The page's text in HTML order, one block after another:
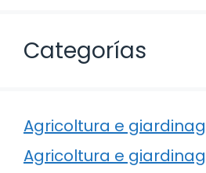
Categorías
Agricoltura e
Agricoltura e